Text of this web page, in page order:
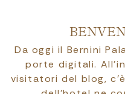
Da oggi il Bernini
porte digitali.
visitatori del blog,